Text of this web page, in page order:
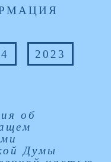
2023
об
Думы